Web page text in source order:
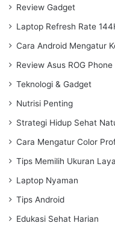
Review Gadget
Laptop Refresh Rate
Cara Android Mengatur
Review Asus ROG Phone
Teknologi & Gadget
Nutrisi Penting
Strategi Hidup Sehat
Cara Mengatur Color
Tips Memilih Ukuran
Laptop Nyaman
Tips Android
Edukasi Sehat Harian